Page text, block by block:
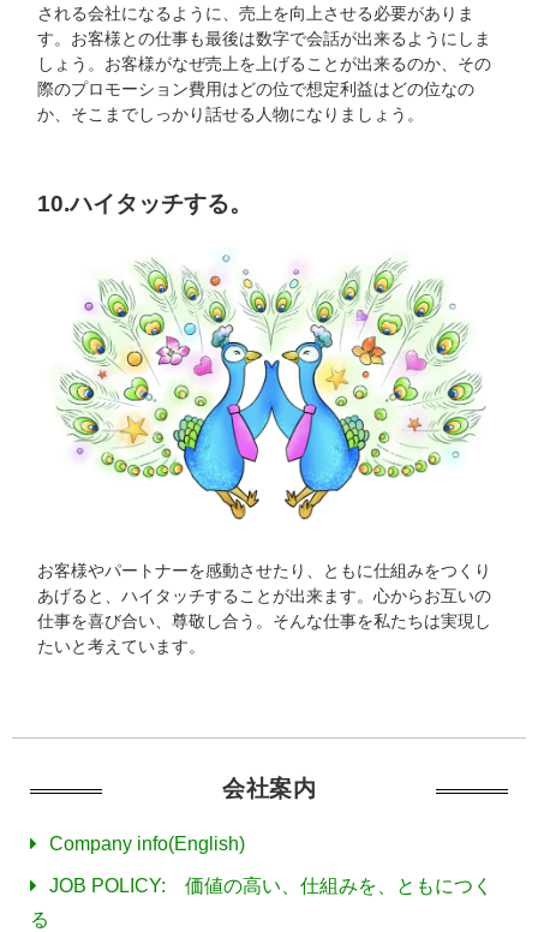
される会社になるように、売上を向上させる必要がありま
す。お客様との仕事も最後は数字で会話が出来るようにしま
しょう。お客様がなぜ売上を上げることが出来るのか、その
際のプロモーション費用はどの位で想定利益はどの位なの
か、そこまでしっかり話せる人物になりましょう。
10.ハイタッチする。
お客様やパートナーを感動させたり、ともに仕組みをつくり
あげると、ハイタッチすることが出来ます。心からお互いの
仕事を喜び合い、尊敬し合う。そんな仕事を私たちは実現し
たいと考えています。
会社案内
Company info(English)
JOB POLICY: 価値の高い、仕組みを、ともにつく
る